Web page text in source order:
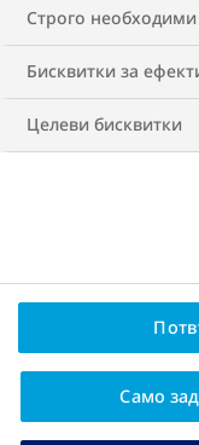
Истината за
Строго
Бисквитки за
Целеви бисквитки
Само